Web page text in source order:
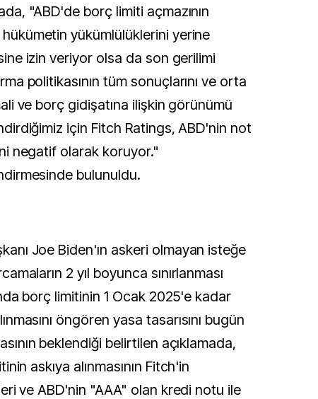
"ABD'de borç limiti açmazının
yükümlülüklerini yerine
izin veriyor olsa da son gerilimi
politikasının tüm sonuçlarını ve orta
ve borç gidişatına ilişkin görünümü
için Fitch Ratings, ABD'nin not
negatif olarak koruyor."
bulunuldu.
Joe Biden'ın askeri olmayan isteğe
2 yıl boyunca sınırlanması
borç limitinin 1 Ocak 2025'e kadar
öngören yasa tasarısını bugün
beklendiği belirtilen açıklamada,
askıya alınmasının Fitch'in
ve ABD'nin "AAA" olan kredi notu ile